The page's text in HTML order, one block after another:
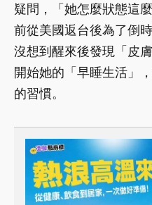
疑問，「她怎麼狀態這
前從美國返台後為了倒
沒想到醒來後發現「皮
開始她的「早睡生活」
的習慣。